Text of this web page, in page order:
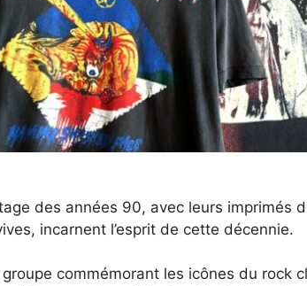
des années 90, avec leurs imprimés
incarnent l’esprit de cette décennie.
commémorant les icônes du rock